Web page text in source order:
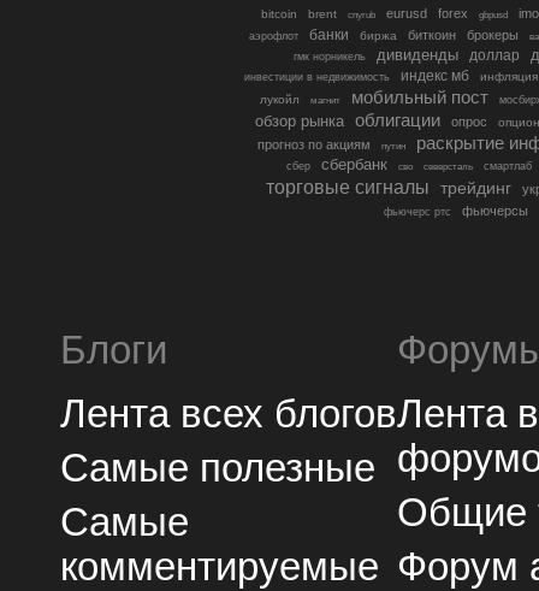
bitcoin brent cnyrub eurusd forex gbpusd
аэрофлот банки биржа биткоин брокеры
гмк норникель
дивиденды доллар
инвестиции в недвижимость индекс мб
инфляция
лукойл
магнит мобильный пост
обзор рынка облигации опрос
прогноз по акциям путин раскрытие
сбер сбербанк сво северсталь смартлаб
торговые сигналы трейдинг
фьючерс ртс фьючерсы
Блоги
Лента всех блогов
Самые полезные
Самые
комментируемые
Лента
Общие
Форум